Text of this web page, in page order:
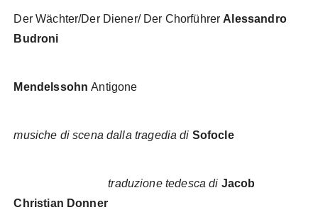
Der Wächter/Der Diener/ Der Chorführer Alessandro
Budroni
MendelssohnAntigone
musiche di scena dalla tragedia di Sofocle
traduzione tedesca di Jacob
Christian Donner